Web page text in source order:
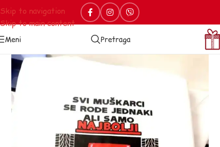
Skip to navigation
Skip to main content
Meni Pretraga